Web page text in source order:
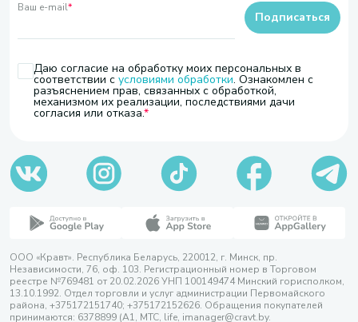
Ваш e-mail*
Даю согласие на обработку моих персональных в
соответствии с условиями обработки. Ознакомлен с
разъяснением прав, связанных с обработкой,
механизмом их реализации, последствиями дачи
согласия или отказа.
Подписаться
ООО «Кравт». Республика Беларусь, 220012, г. Минск, пр.
Независимости, 76, оф. 103. Регистрационный номер в Торговом
реестре №769481 от 20.02.2026 УНП 100149474 Минский горисполком,
13.10.1992. Отдел торговли и услуг администрации Первомайского
района, +375172151740; +375172152626. Обращения покупателей
принимаются: 6378899 (А1, МТС, life, imanager@cravt.by.